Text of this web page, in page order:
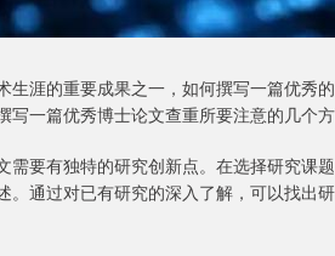
生涯的重要成果之一，如何撰写一篇优秀
一篇优秀博士论文查重所要注意的几个方
需要有独特的研究创新点。在选择研究课
。通过对已有研究的深入了解，可以找出
3940.04 39.68 1.02%